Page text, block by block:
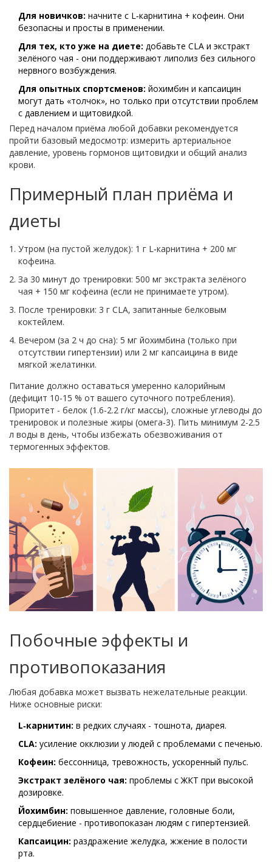
Для новичков: начните с L‑карнитина + кофеин. Они
безопасны и просты в применении.
Для тех, кто уже на диете: добавьте CLA и экстракт
зелёного чая - они поддерживают липолиз без сильного
нервного возбуждения.
Для опытных спортсменов: йохимбин и капсаицин
могут дать «толчок», но только при отсутствии проблем
с давлением и щитовидкой.
Перед началом приёма любой добавки рекомендуется
пройти базовый медосмотр: измерить артериальное
давление, уровень гормонов щитовидки и общий анализ
крови.
Примерный план приёма и
диеты
Утром (на пустой желудок): 1 г L‑карнитина + 200 мг
кофеина.
За 30 минут до тренировки: 500 мг экстракта зелёного
чая + 150 мг кофеина (если не принимаете утром).
После тренировки: 3 г CLA, запитанные белковым
коктейлем.
Вечером (за 2 ч до сна): 5 мг йохимбина (только при
отсутствии гипертензии) или 2 мг капсаицина в виде
мягкой желатинки.
Питание должно оставаться умеренно калорийным
(дефицит 10-15 % от вашего суточного потребления).
Приоритет - белок (1.6-2.2 г/кг массы), сложные углеводы до
тренировок и полезные жиры (омега‑3). Пить минимум 2-2.5
л воды в день, чтобы избежать обезвоживания от
термогенных эффектов.
Побочные эффекты и
противопоказания
Любая добавка может вызвать нежелательные реакции.
Ниже основные риски:
L‑карнитин: в редких случаях - тошнота, диарея.
CLA: усиление окклюзии у людей с проблемами с печенью.
Кофеин: бессонница, тревожность, ускоренный пульс.
Экстракт зелёного чая: проблемы с ЖКТ при высокой
дозировке.
Йохимбин: повышенное давление, головные боли,
сердцебиение - противопоказан людям с гипертензией.
Капсаицин: раздражение желудка, жжение в полости
рта.